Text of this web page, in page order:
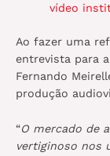
vídeo
Ao fazer uma
entrevista para
Fernando
produção
“O mercado de
vertiginoso nos